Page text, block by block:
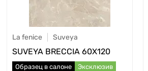
La fenice Suveya
SUVEYA BRECCIA 60X120
Образец в салоне Эксклюзив